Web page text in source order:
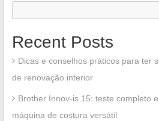
Recent Posts
Dicas e conselhos práticos para ter
de renovação interior
Brother Innov-is 15: teste completo
máquina de costura versátil